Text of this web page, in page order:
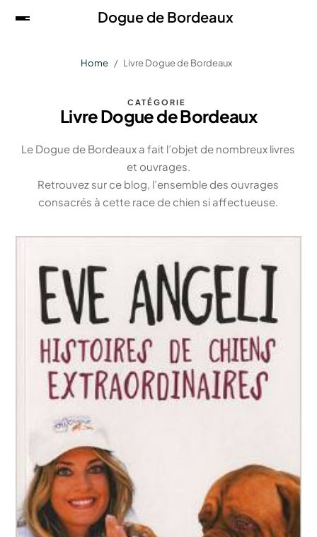
Dogue de Bordeaux
Home Livre Dogue de Bordeaux
CATÉGORIE
Livre Dogue de Bordeaux
Le Dogue de Bordeaux a fait l’objet de nombreux livres
et ouvrages.
Retrouvez sur ce blog, l’ensemble des ouvrages
consacrés à cette race de chien si affectueuse.